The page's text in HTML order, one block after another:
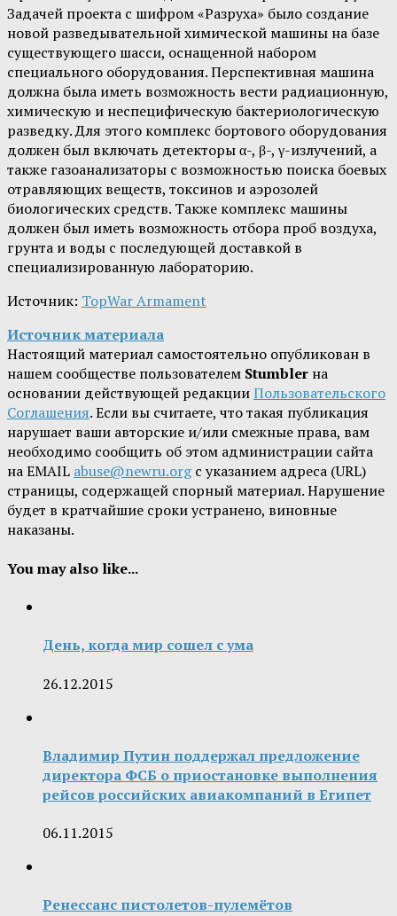
Задачей проекта с шифром «Разруха» было создание
новой разведывательной химической машины на базе
существующего шасси, оснащенной набором
специального оборудования. Перспективная машина
должна была иметь возможность вести радиационную,
химическую и неспецифическую бактериологическую
разведку. Для этого комплекс бортового оборудования
должен был включать детекторы α-, β-, γ-излучений, а
также газоанализаторы с возможностью поиска боевых
отравляющих веществ, токсинов и аэрозолей
биологических средств. Также комплекс машины
должен был иметь возможность отбора проб воздуха,
грунта и воды с последующей доставкой в
специализированную лабораторию.
Источник: TopWar Armament
Источник материала
Настоящий материал самостоятельно опубликован в
нашем сообществе пользователем Stumbler на
основании действующей редакцииПользовательского
Соглашения. Если вы считаете, что такая публикация
нарушает ваши авторские и/или смежные права, вам
необходимо сообщить об этом администрации сайта
на EMAIL abuse@newru.orgс указанием адреса (URL)
страницы, содержащей спорный материал. Нарушение
будет в кратчайшие сроки устранено, виновные
наказаны.
You may also like...
День, когда мир сошел с ума
26.12.2015
Владимир Путин поддержал предложение
директора ФСБ о приостановке выполнения
рейсов российских авиакомпаний в Египет
06.11.2015
Ренессанс пистолетов-пулемётов